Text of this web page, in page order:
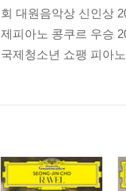
회 대원음악상 신인상
제피아노 콩쿠르 우승
국제청소년 쇼팽 피아